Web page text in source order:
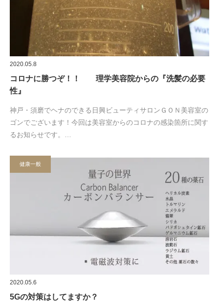
2020.05.8
コロナに勝つぞ！！ 理学美容院からの『洗髪の必要
性』
神戸・須磨でヘナのできる日興ビューティサロンＧＯＮ美容室の
ゴンでございます！今回は美容室からのコロナの感染箇所に関す
るお知らせです。…
健康一般
2020.05.6
5Gの対策はしてますか？